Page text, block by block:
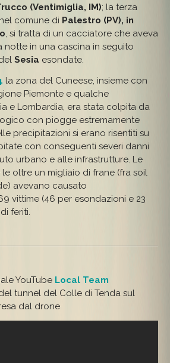
(Ventimiglia, IM); la terza
comune di Palestro (PV), in
, si tratta di un cacciatore che aveva
in una cascina in seguito
Sesia esondate.
la zona del Cuneese, insieme con
Piemonte e qualche
e Lombardia, era stata colpita da
con piogge estremamente
precipitazioni si erano risentiti su
con conseguenti severi danni
urbano e alle infrastrutture. Le
oltre un migliaio di frane (fra soil
avevano causato
vittime (46 per esondazioni e 23
feriti.
YouTube Local Team
tunnel del Colle di Tenda sul
dal drone